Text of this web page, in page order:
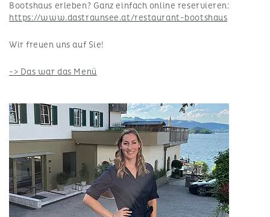
Bootshaus erleben? Ganz einfach online reservieren:
https://www.dastraunsee.at/restaurant-bootshaus
Wir freuen uns auf Sie!
-> Das war das Menü